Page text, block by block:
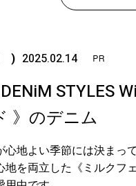
) 2025.02.14
STYLES
》のデニム
心地よい季節には決まっ
地を両立した《ミルクフ